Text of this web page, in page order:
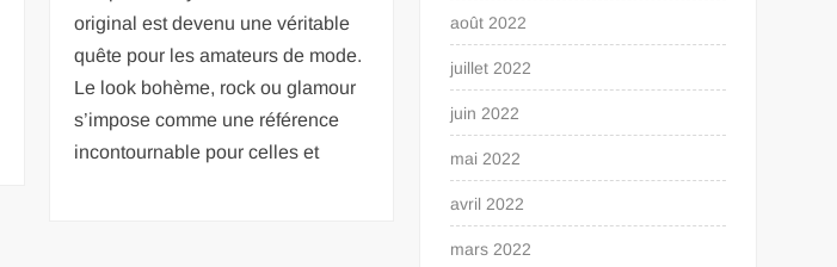
original est devenu une véritable
quête pour les amateurs de mode.
Le look bohème, rock ou glamour
s’impose comme une référence
incontournable pour celles et
août 2022
juillet 2022
juin 2022
mai 2022
avril 2022
mars 2022